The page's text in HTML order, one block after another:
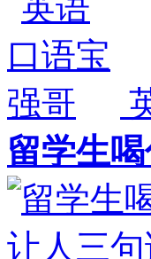
留学生